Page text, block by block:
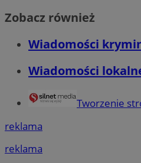
Zobacz również
Wiadomości
Wiadomości
Tworzenie
reklama
reklama